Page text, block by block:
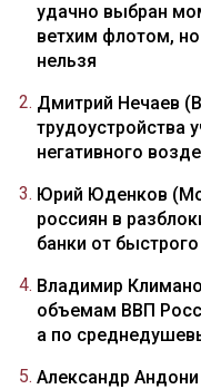
удачно выбран
ветхим флотом,
нельзя
Дмитрий Нечаев
трудоустройства
негативного
Юрий Юденков
россиян в
банки от
Владимир
объемам ВВП
а по
Александр